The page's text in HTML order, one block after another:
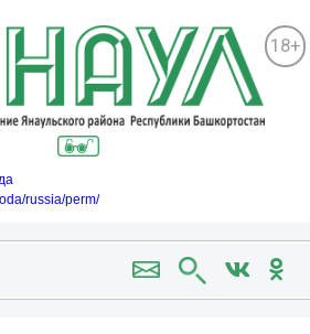
18+
russia/perm/